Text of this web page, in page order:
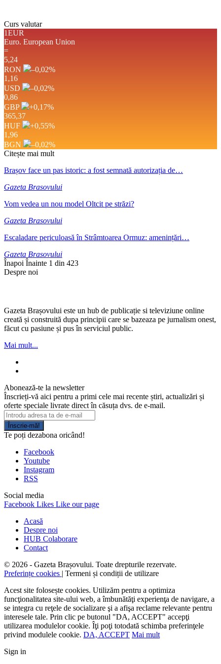
Curs valutar
1EUR
Euro. European Union
=
5,24
RON
–0,02%
1,16
USD
–0,02%
0,86
GBP
+0,17%
365,37
HUF
+0,55%
1,96
BGN
–0,02%
Citește mai mult
Brașov face un pas istoric: a fost semnată autorizația de…
Gazeta Brasovului
Vom vedea un nou model Oltcit pe străzi?
Gazeta Brasovului
Escaladare periculoasă în Strâmtoarea Ormuz: amenințări…
Gazeta Brasovului
Înapoi Înainte 1 din 423
Despre noi
Gazeta Brașovului este un hub de publicație si televiziune online
creată și construită dupa principii care se bazeaza pe jurnalism onest,
făcut cu pasiune și pus în serviciul public.
Mai mult...
Abonează-te la newsletter
Înscrieți-vă aici pentru a primi cele mai recente știri, actualizări și
oferte speciale livrate direct în căsuța dvs. de e-mail.
Înscrie-mă!
Te poți dezabona oricând!
Facebook
Youtube
Instagram
RSS
Social media
Facebook Likes Like our page
Acasă
Despre noi
HUB Colaborare
Contact
© 2026 - Gazeta Brașovului. Toate drepturile rezervate.
Preferințe cookies | Termeni și condiții de utilizare
Acest site folosește cookies. Utilizăm pentru a optimiza
funcţionalitatea site-ului web, a îmbunătăţi experienţa de navigare, a
se integra cu reţele de socializare şi a afişa reclame relevante pentru
interesele tale. Prin clic pe butonul "DA, ACCEPT" accepţi
utilizarea modulelor cookie. Îţi poţi totodată schimba preferinţele
privind modulele cookie. DA, ACCEPT Mai mult
Sign in